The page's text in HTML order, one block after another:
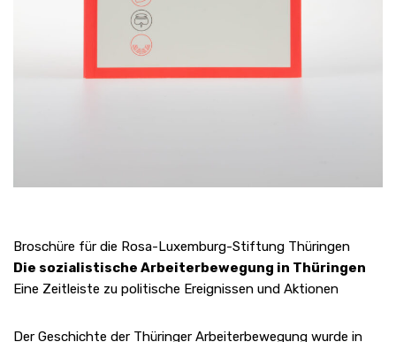
Broschüre für die Rosa-Luxemburg-Stiftung Thüringen
Die sozialistische Arbeiterbewegung in Thüringen
Eine Zeitleiste zu politische Ereignissen und Aktionen
Der Geschichte der Thüringer ­Arbeiterbewegung wurde in